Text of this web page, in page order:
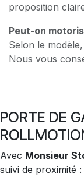
proposition
Peut-on
Selon le
Nous vous
PORTE DE
Avec Monsieur
suivi de proximité